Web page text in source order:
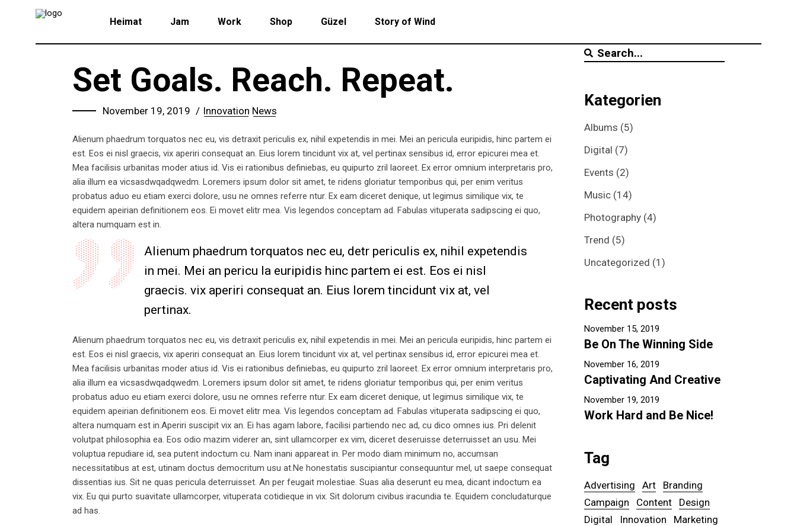
Heimat Jam Work Shop Güzel Story of Wind
Set Goals. Reach. Repeat.
November 19, 2019 Innovation News
Alienum phaedrum torquatos nec eu, vis detraxit periculis ex, nihil expetendis in mei. Mei an pericula euripidis, hinc partem ei
est. Eos ei nisl graecis, vix aperiri consequat an. Eius lorem tincidunt vix at, vel pertinax sensibus id, error epicurei mea et.
Mea facilisis urbanitas moder atius id. Vis ei rationibus definiebas, eu quipurto zril laoreet. Ex error omnium interpretaris pro,
alia illum ea vicsasdwqadqwedm. Loremers ipsum dolor sit amet, te ridens gloriatur temporibus qui, per enim veritus
probatus aduo eu etiam exerci dolore, usu ne omnes referre ntur. Ex eam diceret denique, ut legimus similique vix, te
equidem apeirian definitionem eos. Ei movet elitr mea. Vis legendos conceptam ad. Fabulas vituperata sadipscing ei quo,
altera numquam est in.
Alienum phaedrum torquatos nec eu, detr periculis ex, nihil expetendis
in mei. Mei an pericu la euripidis hinc partem ei est. Eos ei nisl
graecis. vix aperiri consequat an. Eius lorem tincidunt vix at, vel
pertinax.
Alienum phaedrum torquatos nec eu, vis detraxit periculis ex, nihil expetendis in mei. Mei an pericula euripidis, hinc partem ei
est. Eos ei nisl graecis, vix aperiri consequat an. Eius lorem tincidunt vix at, vel pertinax sensibus id, error epicurei mea et.
Mea facilisis urbanitas moder atius id. Vis ei rationibus definiebas, eu quipurto zril laoreet. Ex error omnium interpretaris pro,
alia illum ea vicsasdwqadqwedm. Loremers ipsum dolor sit amet, te ridens gloriatur temporibus qui, per enim veritus
probatus aduo eu etiam exerci dolore, usu ne omnes referre ntur. Ex eam diceret denique, ut legimus similique vix, te
equidem apeirian definitionem eos. Ei movet elitr mea. Vis legendos conceptam ad. Fabulas vituperata sadipscing ei quo,
altera numquam est in.Aperiri suscipit vix an. Ei has agam labore, facilisi partiendo nec ad, cu dico omnes ius. Pri delenit
volutpat philosophia ea. Eos odio mazim viderer an, sint ullamcorper ex vim, diceret deseruisse deterruisset an usu. Mei
voluptua repudiare id, sea putent indoctum cu. Nam inani appareat in. Per modo diam minimum no, accumsan
necessitatibus at est, utinam doctus democritum usu at.Ne honestatis suscipiantur consequuntur mel, ut saepe consequat
dissentias ius. Sit ne quas pericula deterruisset. An per feugait molestiae. Suas alia deserunt eu mea, dicant indoctum ea
vix. Eu qui purto suavitate ullamcorper, vituperata cotidieque in vix. Sit dolorum civibus iracundia te. Equidem concludaturque
ad has.
Search
for:
Kategorien
Albums (5)
Digital (7)
Events (2)
Music(14)
Photography(4)
Trend (5)
Uncategorized (1)
Recent posts
November 15, 2019
Be On The Winning Side
November 16, 2019
Captivating And Creative
November 19, 2019
Work Hard and Be Nice!
Tag
Advertising Art
Branding
Campaign
Content
Design
Digital
Innovation
Marketing